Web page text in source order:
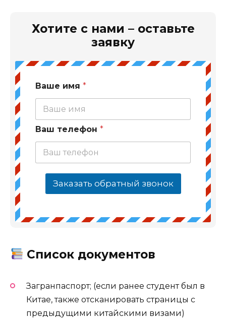
Хотите с нами – оставьте
заявку
Ваше имя *
Ваш телефон *
Заказать обратный звонок
Список документов
Загранпаспорт; (если ранее студент был в
Китае, также отсканировать страницы с
предыдущими китайскими визами)